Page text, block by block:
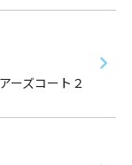
ーズコート２